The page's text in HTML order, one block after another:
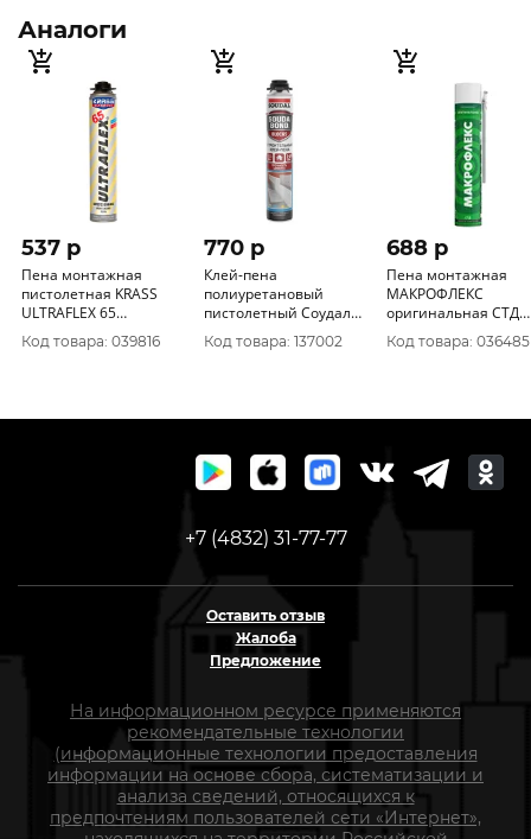
Аналоги
537 p
Пена монтажная
пистолетная KRASS
ULTRAFLEX 65
всесезонная 0, 82л
0005281
Код товара: 039816
770 p
Клей-пена
полиуретановый
пистолетный Соудал
Блоки 750 мл
Код товара: 137002
688 p
Пена монтажная
МАКРОФЛЕКС
оригинальная СТД
750мл
Код товара: 036485
+7 (4832) 31-77-77
Оставить отзыв
Жалоба
Предложение
На информационном ресурсе применяются
рекомендательные технологии
(информационные технологии предоставления
информации на основе сбора, систематизации и
анализа сведений, относящихся к
предпочтениям пользователей сети «Интернет»,